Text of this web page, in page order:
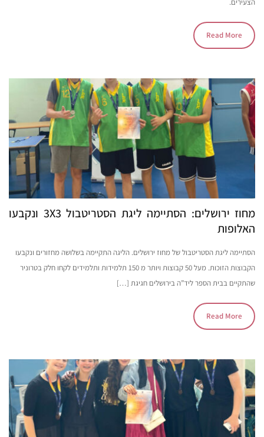
Read More
מחוז ירושלים: הסתיימה ליגת הסטריטבול 3X3 ונקבעו
האלופות
הסתיימה ליגת הסטריטבול של מחוז ירושלים. הליגה התקיימה בשלושה מחזורים ונקבעו
הקבוצות הזוכות. מעל 50 קבוצות ויותר מ 150 תלמידות ותלמידים לקחו חלק בטרוניר
שהתקיים בבית הספר ליד”ה בירושלים חגיגת […]
Read More